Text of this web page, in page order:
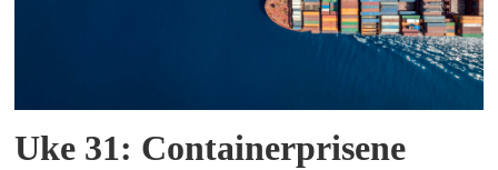
Uke 31: Containerprisene